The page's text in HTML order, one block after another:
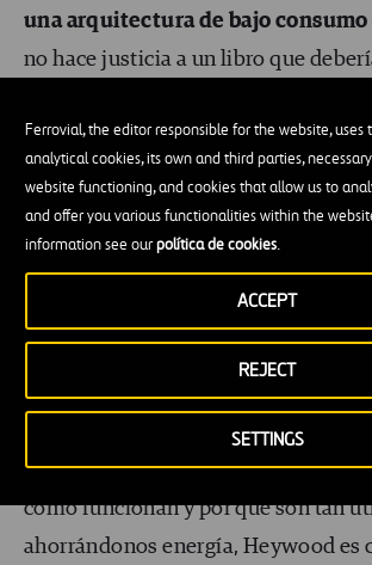
Ferrovial, the editor responsible for the website, uses
analytical cookies, its own and third parties,
website functioning, and cookies that allow us to
and offer you various functionalities within the
information see ourpolítica de cookies.
SETTINGS
REJECT
ACCEPT
una arquitectura de bajo
no hace justicia a un libro que
busque un futuro mejor para el
los conceptos universales de este
ser tenidos en cuenta en las futuras
y el consumo energético caería en
refrigerar, las paredes oscuras para
las marquesinas deberían ser
frecuentes en nuestra arquitectura.
cómo funcionan y por qué son tan
ahorrándonos energía, Heywood es